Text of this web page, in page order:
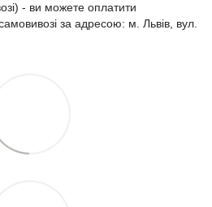
- ви можете оплатити
за адресою: м. Львів, вул.